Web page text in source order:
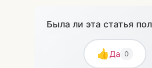
Была ли эта статья
👍Да 0